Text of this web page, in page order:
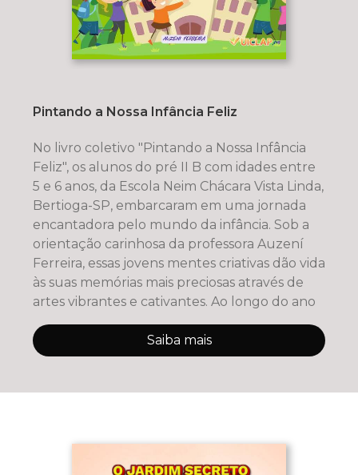
Pintando a Nossa Infância Feliz
No livro coletivo "Pintando a Nossa Infância
Feliz", os alunos do pré II B com idades entre
5 e 6 anos, da Escola Neim Chácara Vista Linda,
Bertioga-SP, embarcaram em uma jornada
encantadora pelo mundo da infância. Sob a
orientação carinhosa da professora Auzení
Ferreira, essas jovens mentes criativas dão vida
às suas memórias mais preciosas através de
artes vibrantes e cativantes. Ao longo do ano
Saiba mais